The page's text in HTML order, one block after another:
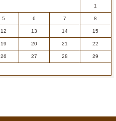
1
5 6 7 8
12 13 14 15
19 20 21 22
26 27 28 29